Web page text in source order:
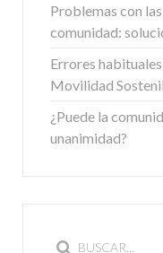
Problemas con
comunidad:
Errores
Movilidad
¿Puede la
unanimidad?